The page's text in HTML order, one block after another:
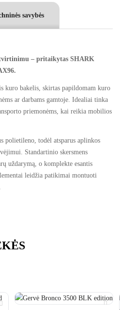
savybės
– pritaikytas SHARK
kuro bakelis, skirtas papildomam kuro
ar darbams gamtoje. Idealiai tinka
priemonėms, kai reikia mobilios
polietileno, todėl atsparus aplinkos
Standartinio skersmens
uždarymą, o komplekte esantis
leidžia patikimai montuoti